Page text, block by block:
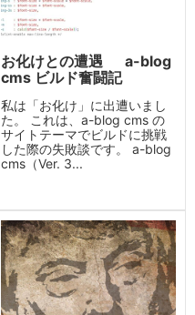
お化けとの遭遇 a-blog
cms ビルド奮闘記
私は「お化け」に出遭いまし
た。 これは、a-blog cms の
サイトテーマでビルドに挑戦
した際の失敗談です。 a-blog
cms（Ver. 3...